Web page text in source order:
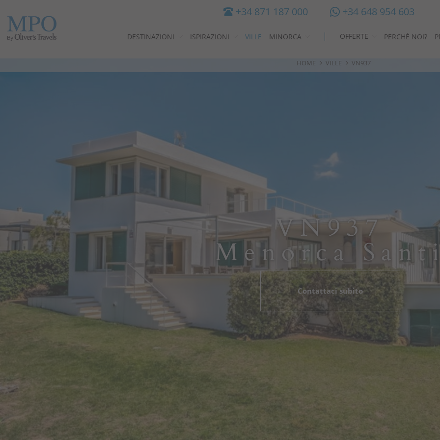
+34 871 187 000 +34 648 954 603
DESTINAZIONI ISPIRAZIONI VILLE MINORCA OFFERTE PERCHÉ NOI?
Destinazioni
Proprietari
Portale
VN937
Menorca
Contattaci subito
HOME VILLE VN937